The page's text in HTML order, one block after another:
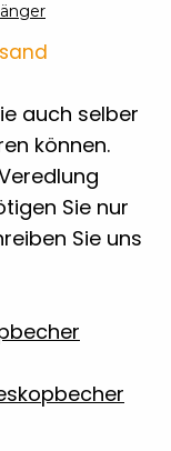
2
1
auch selber
können.
Sie nur
Sie uns